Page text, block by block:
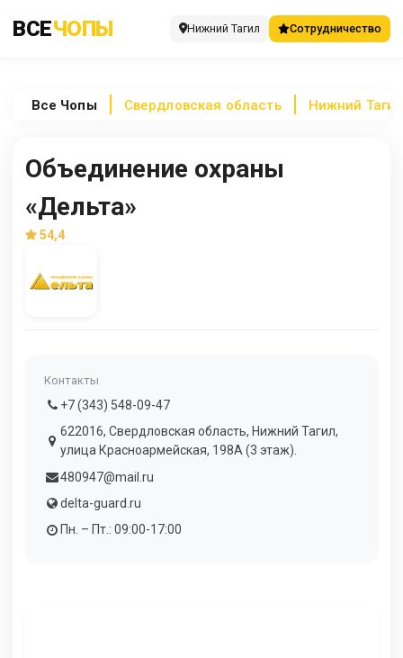
ВСЕЧОПЫ Нижний Тагил Сотрудничество
Все Чопы Свердловская область Нижний Тагил
Объединение охраны
«Дельта»
54,4
Контакты
+7 (343) 548-09-47
622016, Свердловская область, Нижний Тагил,
улица Красноармейская, 198А (3 этаж).
480947@mail.ru
delta-guard.ru
Пн. – Пт.: 09:00-17:00